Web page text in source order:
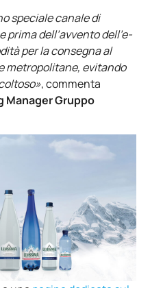
speciale canale di
dell’avvento dell’e-
per la consegna al
metropolitane, evitando
, commenta
Manager Gruppo